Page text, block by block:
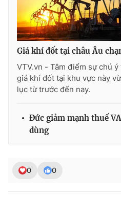
Giá khí đốt tại châu Âu
VTV.vn - Tâm điểm sự chú
giá khí đốt tại khu vực này
lục từ trước đến nay.
Đức giảm mạnh thuế
dùng
0 0